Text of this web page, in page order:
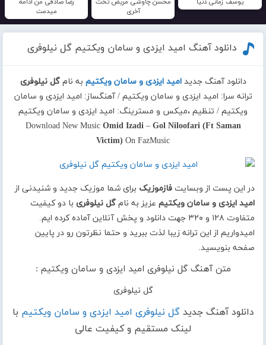
آخری
میدمت
دانلود آهنگ امید ایزدی و سامان ویکتیم گل نیلوفری
دانلود آهنگ جدیدامید ایزدی و سامان ویکتیم به نامگل نیلوفری
ترانه سرا: امید ایزدی و سامان ویکتیم / آهنگساز: امید ایزدی و سامان
ویکتیم / تنظیم ،میکس و مسترینگ: امید ایزدی و سامان ویکتیم
Download New Music Omid Izadi– Gol Niloofari (Ft Saman
Victim) On FazMusic
در این پست از وبسایتفازموزیک برای شما موزیک جدید و شنیدنی از
امید ایزدی و سامان ویکتیم عزیز به نامگل نیلوفری با دو کیفیت
متفاوت ۱۲۸ و ۳۲۰ جهت دانلود و پخش آنلاین آماده کرده ایم.
امیدواریم از این ترانه زیبا لذت ببرید و حتما نظرتون رو در پایین
صفحه بنویسید.
متن آهنگ گل نیلوفری امید ایزدی و سامان ویکتیم :
گل نیلوفری
دانلود آهنگ جدیدگل نیلوفری امید ایزدی و سامان ویکتیم با
لینک مستقیم و کیفیت عالی